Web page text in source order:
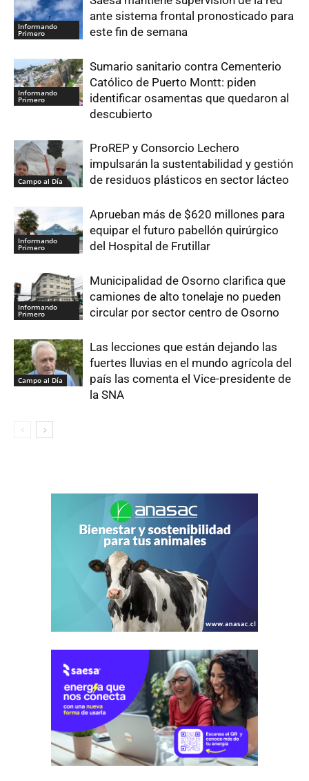
Informando
Primero
ante sistema frontal pronosticado para
este fin de semana
Informando
Primero
Sumario sanitario contra Cementerio
Católico de Puerto Montt: piden
identificar osamentas que quedaron al
descubierto
Campo al Día
ProREP y Consorcio Lechero
impulsarán la sustentabilidad y gestión
de residuos plásticos en sector lácteo
Informando
Primero
Aprueban más de $620 millones para
equipar el futuro pabellón quirúrgico
del Hospital de Frutillar
Informando
Primero
Municipalidad de Osorno clarifica que
camiones de alto tonelaje no pueden
circular por sector centro de Osorno
Campo al Día
Las lecciones que están dejando las
fuertes lluvias en el mundo agrícola del
país las comenta el Vice-presidente de
la SNA